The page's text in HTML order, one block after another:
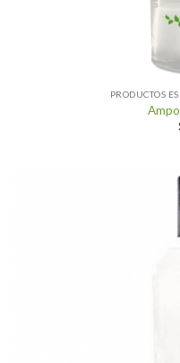
PRODUCTOS